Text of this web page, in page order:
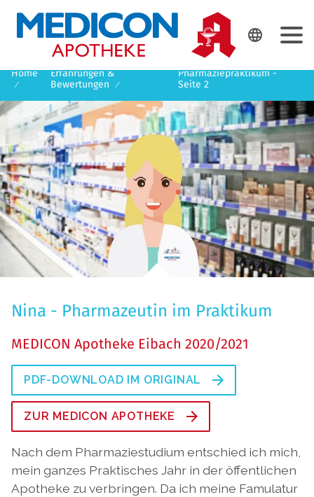

DE EN
Home
Erfahrungen &
Bewertungen
Pharmaziepraktikum -
Seite 2
Nina - Pharmazeutin im Praktikum
MEDICON Apotheke Eibach 2020/2021
PDF-DOWNLOAD IM ORIGINAL
ZUR MEDICON APOTHEKE
Nach dem Pharmaziestudium entschied ich mich,
mein ganzes Praktisches Jahr in der öffentlichen
Apotheke zu verbringen. Da ich meine Famulatur